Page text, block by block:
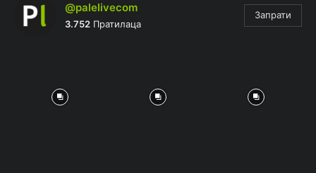
@palelivecom
3.752 Пратилаца
Запрати